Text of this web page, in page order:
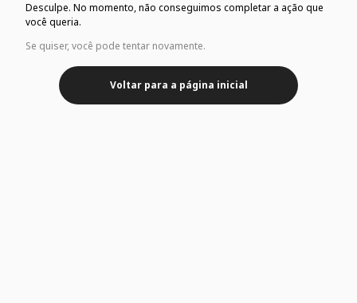
Desculpe. No momento, não conseguimos completar a ação que
você queria.
Se quiser, você pode tentar novamente.
Voltar para a página inicial